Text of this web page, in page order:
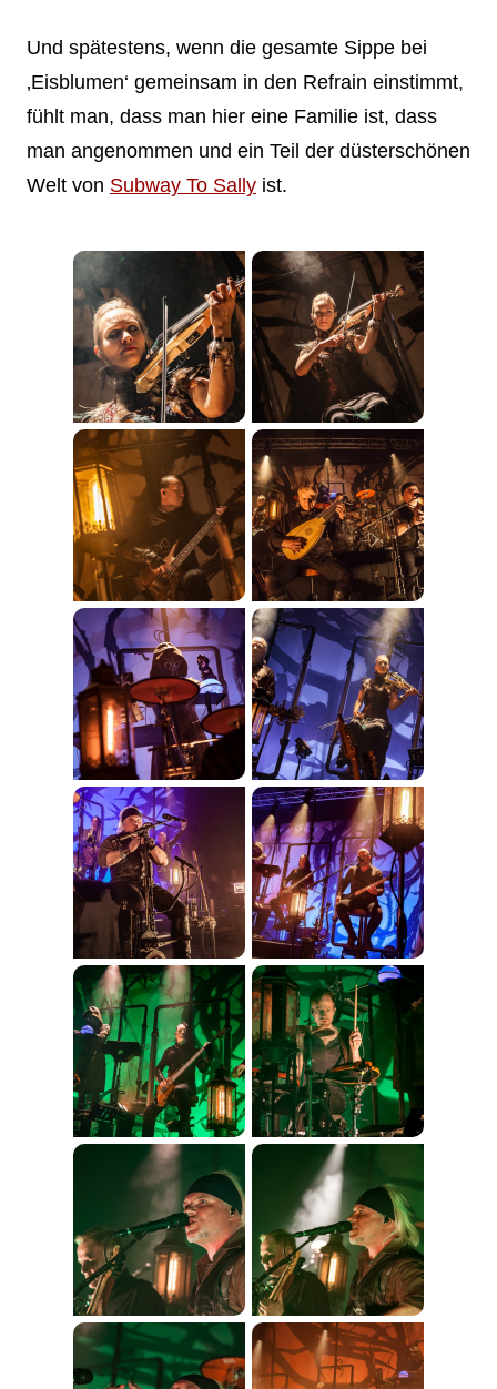
Und spätestens, wenn die gesamte Sippe bei
‚Eisblumen‘ gemeinsam in den Refrain einstimmt,
fühlt man, dass man hier eine Familie ist, dass
man angenommen und ein Teil der düsterschönen
Welt von Subway To Sallyist.